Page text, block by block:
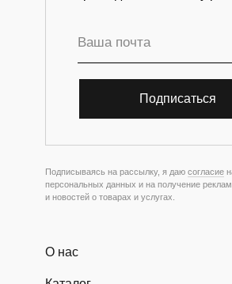
Подписываясь на рассылку, я даю согласие
персональных данных и на получение
и новостей о товарах и услугах.
О нас
Подписаться